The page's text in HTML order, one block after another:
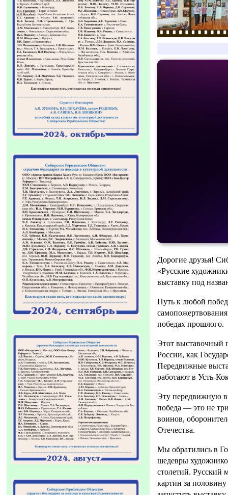
Дорогие друзья!
«Русские
выставку под
Путь к любой
победах прошлого.
Этот выставочный
России, как
Передвижные
работают в Усть-
Эту передвижную
победа — это не
воинов,
Отечества.
Мы обратились в
шедевры
столетий. Русский
картин за